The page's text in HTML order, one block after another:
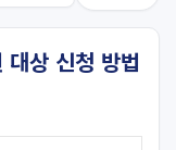
상 신청 방법